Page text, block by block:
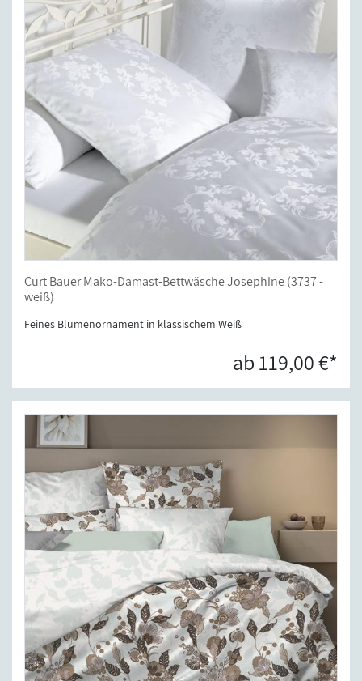
Curt Bauer Mako-Damast-Bettwäsche Josephine (3737 -
weiß)
Feines Blumenornament in klassischem Weiß
ab 119,00 €*